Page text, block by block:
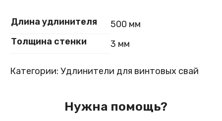
Длина удлинителя
500 мм
Толщина стенки
3 мм
Категории: Удлинители для винтовых свай
Нужна помощь?